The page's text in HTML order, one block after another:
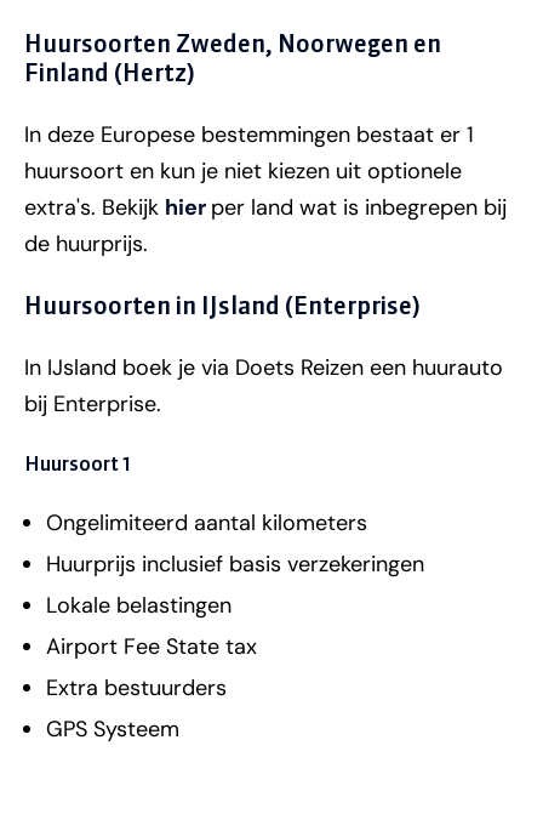
Huursoorten Zweden, Noorwegen en
Finland (Hertz)
In deze Europese bestemmingen bestaat er 1
huursoort en kun je niet kiezen uit optionele
extra's. Bekijk hier per land wat is inbegrepen bij
de huurprijs.
Huursoorten in IJsland (Enterprise)
In IJsland boek je via Doets Reizen een huurauto
bij Enterprise.
Huursoort 1
Ongelimiteerd aantal kilometers
Huurprijs inclusief basis verzekeringen
Lokale belastingen
Airport Fee State tax
Extra bestuurders
GPS Systeem